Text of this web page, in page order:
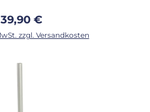
dass sie mindestens 6 cm
Video.
Regulärer Preis:
39,90 €
zzgl. Versandkosten